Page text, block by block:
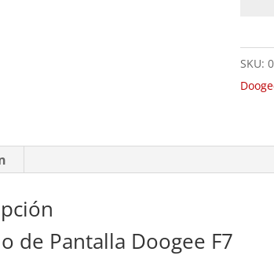
F7
SKU:
de Pantalla Doogee F7